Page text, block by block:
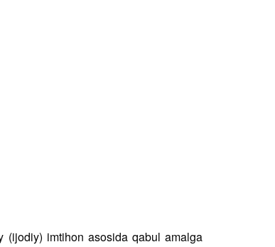
(ijodiy) imtihon asosida qabul amalga